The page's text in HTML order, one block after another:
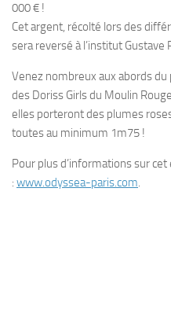
000 € !
Cet argent, récolté lors des
sera reversé à l’institut Gustave
Venez nombreux aux abords du
des Doriss Girls du Moulin
elles porteront des plumes
toutes au minimum 1m75 !
Pour plus d’informations sur
: www.odyssea-paris.com.